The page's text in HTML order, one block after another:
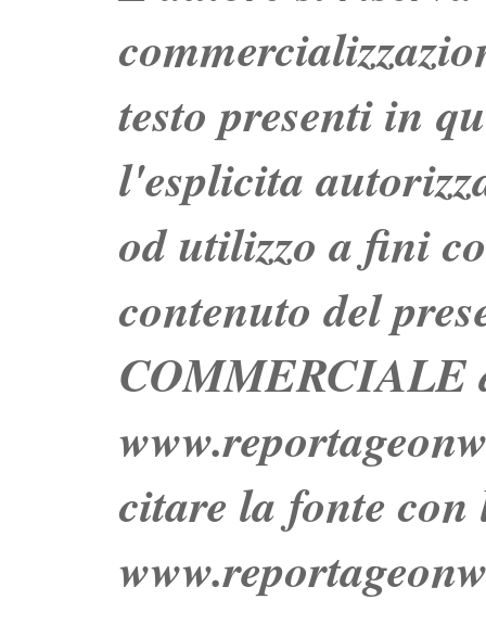
testo presenti in
l'esplicita
od utilizzo a fini
contenuto del
COMMERCIALE
citare la fonte